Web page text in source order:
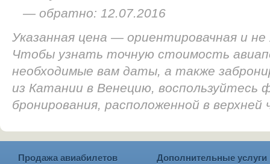
— обратно: 12.07.2016
Указанная цена — ориентировачная и
Чтобы узнать точную стоимость
необходимые вам даты, а также
из Катании в Венецию, воспользуйтесь
бронирования, расположенной в
Продажа авиабилетов Дополнительные услуги